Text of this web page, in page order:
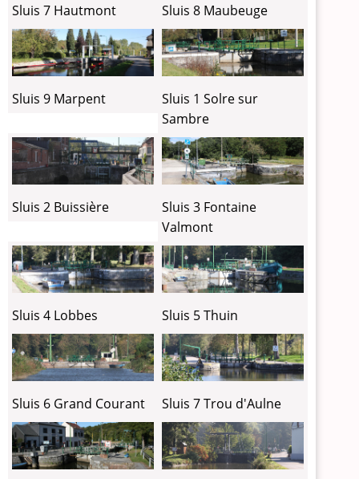
Sluis 7 Hautmont Sluis 8 Maubeuge
Sluis 9 Marpent
Sluis 1 Solre sur
Sambre
Sluis 2 Buissière
Sluis 3 Fontaine
Valmont
Sluis 4 Lobbes Sluis 5 Thuin
Sluis 6 Grand Courant Sluis 7 Trou d'Aulne